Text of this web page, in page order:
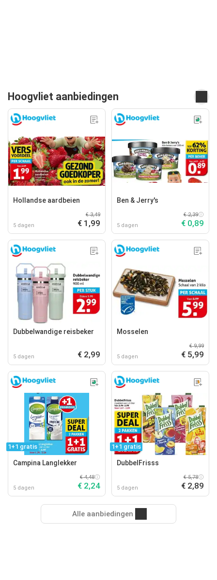
Hoogvliet aanbiedingen
Hollandse aardbeien
5 dagen
€ 3,49
€ 1,99
Ben & Jerry's
5 dagen
€ 2,39
€ 0,89
Dubbelwandige reisbeker
5 dagen € 2,99
Mosselen
5 dagen
€ 9,99
€ 5,99
1+1 gratis
Campina Langlekker
5 dagen
€ 4,48
€ 2,24
1+1 gratis
DubbelFrisss
5 dagen
€ 5,78
€ 2,89
Alle aanbiedingen